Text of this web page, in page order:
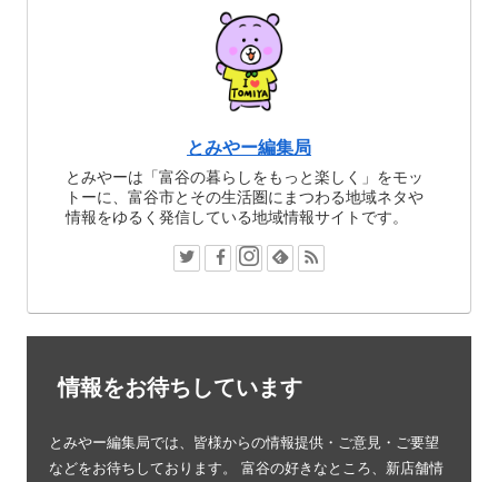
とみやー編集局
とみやーは「富谷の暮らしをもっと楽しく」をモッ
トーに、富谷市とその生活圏にまつわる地域ネタや
情報をゆるく発信している地域情報サイトです。
情報をお待ちしています
とみやー編集局では、皆様からの情報提供・ご意見・ご要望
などをお待ちしております。 富谷の好きなところ、新店舗情